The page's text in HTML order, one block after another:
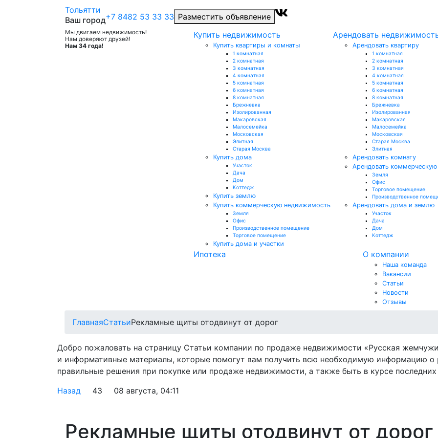
Мы двигаем недвижимость!
Нам доверяют друзей!
Нам 34 года!
Купить недвижимость
Купить квартиры и комнаты
1 комнатная
2 комнатная
3 комнатная
4 комнатная
5 комнатная
6 комнатная
8 комнатная
Брежневка
Изолированная
Макаровская
Малосемейка
Московская
Элитная
Старая Москва
Купить дома
Участок
Дача
Дом
Коттедж
Купить землю
Купить коммерческую недвижимость
Земля
Офис
Производственное помещение
Торговое помещение
Купить дома и участки
Арендовать
Арендовать квартиру
1 комнатная
2 комнатная
3 комнатная
4 комнатная
5 комнатная
6 комнатная
8 комнатная
Брежневка
Изолированная
Макаровская
Малосемейка
Московская
Старая Москва
Элитная
Арендовать комнату
Арендовать
Земля
Офис
Торговое помещение
Производственное
Арендовать дома и землю
Участок
Дача
Дом
Коттедж
Ипотека О компании
Наша команда
Вакансии
Статьи
Новости
Отзывы
Тольятти
Ваш город+7 8482 53 33 33 Разместить объявление
ГлавнаяСтатьиРекламные щиты отодвинут от дорог
Добро пожаловать на страницу Статьи компании по продаже недвижимости «Русская
и информативные материалы, которые помогут вам получить всю необходимую информацию о
правильные решения при покупке или продаже недвижимости, а также быть в курсе
Назад
43 08 августа, 04:11
Рекламные щиты отодвинут от дорог